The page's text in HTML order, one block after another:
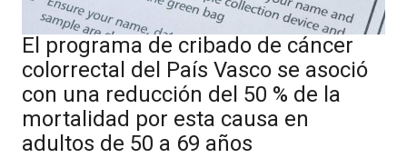
El programa de cribado de cáncer
colorrectal del País Vasco se asoció
con una reducción del 50 % de la
mortalidad por esta causa en
adultos de 50 a 69 años